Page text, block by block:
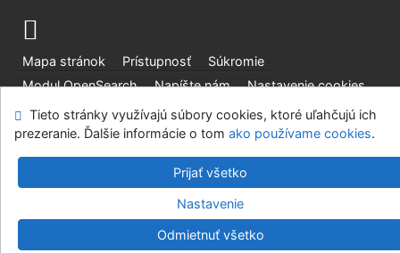
Mapa stránok Prístupnosť
Súkromie
Modul OpenSearch
Napíšte nám Nastavenie cookies
Slovenská lesnícka a drevárska knižnica pri Technickej
v.4.8.63a-Cosmotron Slovakia, s.r.o.
Tieto stránky využívajú súbory cookies, ktoré uľahčujú ich
prezeranie. Ďalšie informácie o tom ako používame cookies.
Prijať všetko
Nastavenie
Odmietnuť všetko